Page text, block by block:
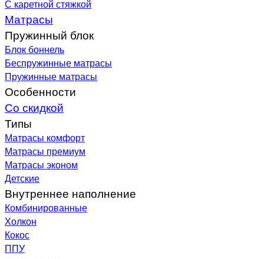
С каретной стяжкой
Матрасы
Пружинный блок
Блок боннель
Беспружинные матрасы
Пружинные матрасы
Особенности
Со скидкой
Типы
Матрасы комфорт
Матрасы премиум
Матрасы эконом
Детские
Внутреннее наполнение
Комбинированные
Холкон
Кокос
ППУ